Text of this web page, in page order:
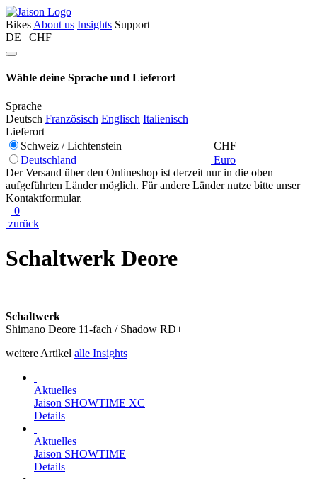
Bikes About us Insights Support
DE | CHF
Wähle deine Sprache und Lieferort
Sprache
Deutsch Französisch Englisch Italienisch
Lieferort
Schweiz / Lichtenstein
CHF
Deutschland
Euro
Der Versand über den Onlineshop ist derzeit nur in die oben
aufgeführten Länder möglich. Für andere Länder nutze bitte unser
Kontaktformular.
0
zurück
Schaltwerk Deore
Schaltwerk
Shimano Deore 11-fach / Shadow RD+
weitere Artikel alle Insights
Aktuelles
Jaison SHOWTIME XC
Details
Aktuelles
Jaison SHOWTIME
Details